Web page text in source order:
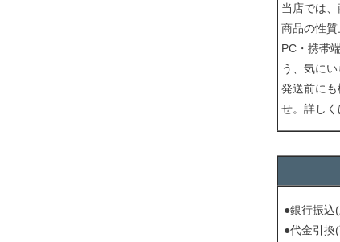
当店では
商品の性質
PC・携帯
う、気に
発送前に
せ。詳しく
●銀行振込
●代金引換